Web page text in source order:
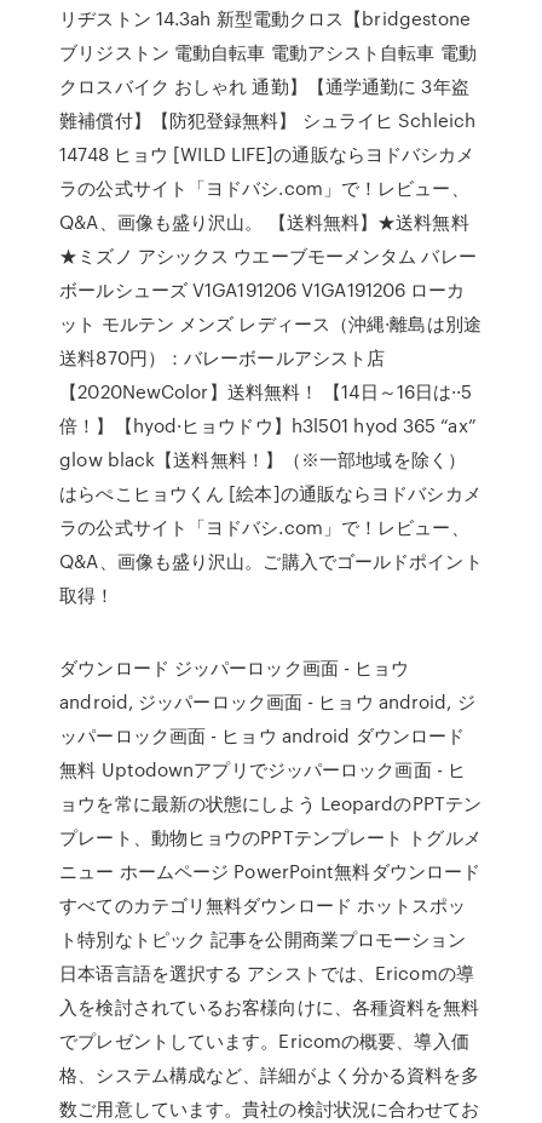
リヂストン 14.3ah 新型電動クロス【bridgestone
ブリジストン 電動自転車 電動アシスト自転車 電動
クロスバイク おしゃれ 通勤】【通学通勤に 3年盗
難補償付】【防犯登録無料】 シュライヒ Schleich
14748 ヒョウ [WILD LIFE]の通販ならヨドバシカメ
ラの公式サイト「ヨドバシ.com」で！レビュー、
Q&A、画像も盛り沢山。 【送料無料】★送料無料
★ミズノ アシックス ウエーブモーメンタム バレー
ボールシューズ V1GA191206 V1GA191206 ローカ
ット モルテン メンズ レディース（沖縄·離島は別途
送料870円）：バレーボールアシスト店
【2020NewColor】送料無料！ 【14日～16日は··5
倍！】【hyod·ヒョウドウ】h3l501 hyod 365 “ax”
glow black【送料無料！】（※一部地域を除く）
はらぺこヒョウくん [絵本]の通販ならヨドバシカメ
ラの公式サイト「ヨドバシ.com」で！レビュー、
Q&A、画像も盛り沢山。ご購入でゴールドポイント
取得！
ダウンロード ジッパーロック画面 - ヒョウ
android, ジッパーロック画面 - ヒョウ android, ジ
ッパーロック画面 - ヒョウ android ダウンロード
無料 Uptodownアプリでジッパーロック画面 - ヒ
ョウを常に最新の状態にしよう LeopardのPPTテン
プレート、動物ヒョウのPPTテンプレート トグルメ
ニュー ホームページ PowerPoint無料ダウンロード
すべてのカテゴリ無料ダウンロード ホットスポッ
ト特別なトピック 記事を公開商業プロモーション
日本语言語を選択する アシストでは、Ericomの導
入を検討されているお客様向けに、各種資料を無料
でプレゼントしています。Ericomの概要、導入価
格、システム構成など、詳細がよく分かる資料を多
数ご用意しています。貴社の検討状況に合わせてお